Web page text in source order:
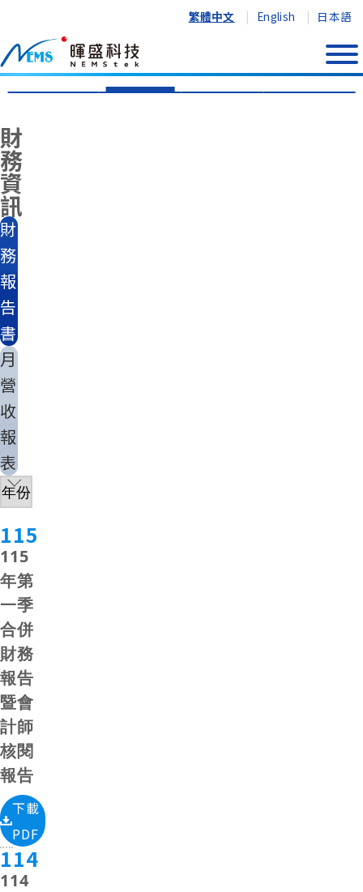
繁體中文 English 日本語
公開說明書 財務資訊 法人說明會
財
務
資
訊
財
務
報
告
書
月
營
收
報
表
115
115
年第
一季
合併
財務
報告
暨會
計師
核閱
報告
下載
PDF
114
114